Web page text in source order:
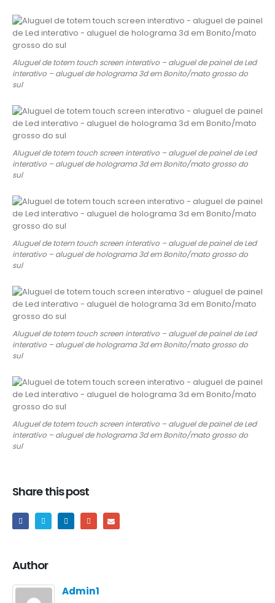
Aluguel de totem touch screen interativo – aluguel de painel de Led
interativo – aluguel de holograma 3d em Bonito/mato grosso do
sul
Aluguel de totem touch screen interativo – aluguel de painel de Led
interativo – aluguel de holograma 3d em Bonito/mato grosso do
sul
Aluguel de totem touch screen interativo – aluguel de painel de Led
interativo – aluguel de holograma 3d em Bonito/mato grosso do
sul
Aluguel de totem touch screen interativo – aluguel de painel de Led
interativo – aluguel de holograma 3d em Bonito/mato grosso do
sul
Aluguel de totem touch screen interativo – aluguel de painel de Led
interativo – aluguel de holograma 3d em Bonito/mato grosso do
sul
Share this post
Author
Admin1